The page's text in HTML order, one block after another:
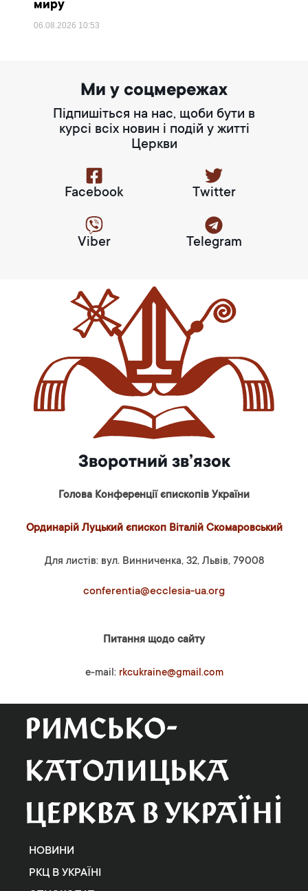
миру
06.08.2026 10:53
Ми у соцмережах
Підпишіться на нас, щоби бути в
курсі всіх новин і подій у житті
Церкви
Facebook Twitter
Viber Telegram
Зворотний зв’язок
Голова Конференції єпископів України
Ординарій Луцький єпископ Віталій Скомаровський
Для листів: вул. Винниченка, 32, Львів, 79008
conferentia@ecclesia-ua.org
Питання щодо сайту
e-mail: rkcukraine@gmail.com
НОВИНИ
РКЦ В УКРАЇНІ